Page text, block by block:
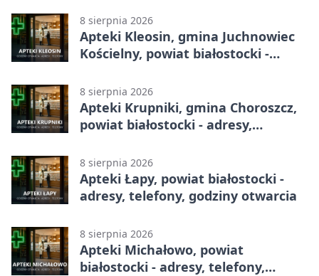
godziny otwarcia
8 sierpnia 2026
Apteki Kleosin, gmina Juchnowiec
Kościelny, powiat białostocki -
8 sierpnia 2026
Apteki Krupniki, gmina Choroszcz,
powiat białostocki - adresy,
8 sierpnia 2026
Apteki Łapy, powiat białostocki -
adresy, telefony, godziny otwarcia
8 sierpnia 2026
Apteki Michałowo, powiat
białostocki - adresy, telefony,